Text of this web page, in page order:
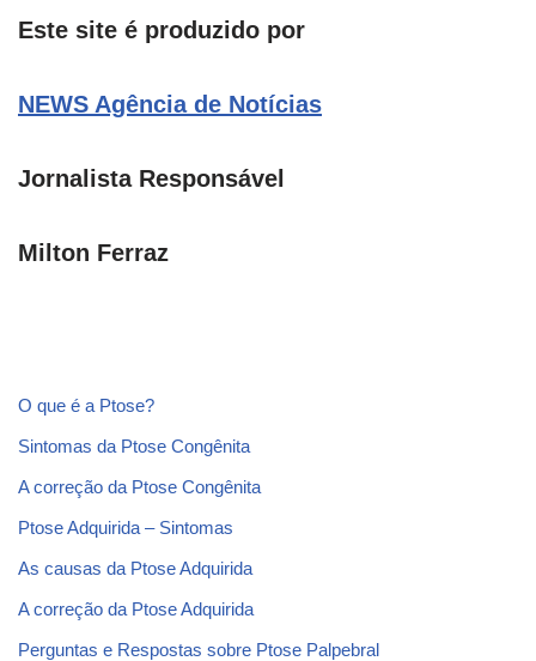
Este site é produzido por
NEWS Agência de Notícias
Jornalista Responsável
Milton Ferraz
O que é a Ptose?
Sintomas da Ptose Congênita
A correção da Ptose Congênita
Ptose Adquirida – Sintomas
As causas da Ptose Adquirida
A correção da Ptose Adquirida
Perguntas e Respostas sobre Ptose Palpebral